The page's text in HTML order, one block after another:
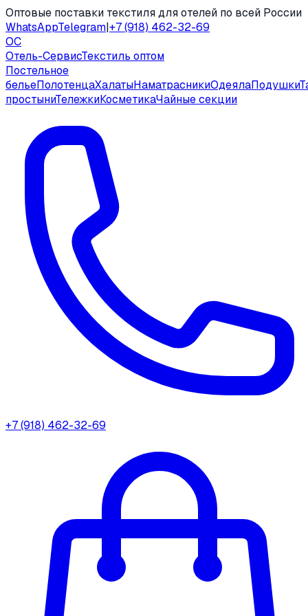
Оптовые поставки текстиля для отелей по всей России
WhatsAppTelegram|+7 (918) 462-32-69
ОС
Отель-СервисТекстиль оптом
Постельное
бельеПолотенцаХалатыНаматрасникиОдеялаПодушки
простыниТележкиКосметикаЧайные секции
+7 (918) 462-32-69